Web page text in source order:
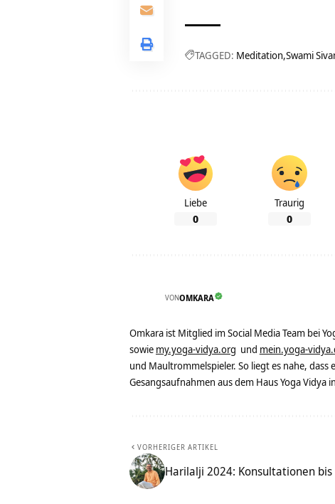
TAGGED: Meditation Swami
Liebe
0
Traurig
0
VONOMKARA
Omkara ist Mitglied im Social Media Team bei
sowie my.yoga-vidya.org und mein.yoga-
und Maultrommelspieler. So liegt es nahe,
Gesangsaufnahmen aus dem Haus Yoga Vidya
VORHERIGER ARTIKEL
Harilalji 2024: Konsultationen bis